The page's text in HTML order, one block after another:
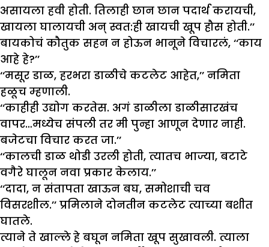
असायला हवी होती. तिलाही छान छान पदार्थ करायची,
खायला घालायची अन् स्वत:ही खायची खूप हौस होती.’’
बायकोचं कौतुक सहन न होऊन भानूने विचारलं, ‘‘काय
आहे हे?’’
‘‘मसूर डाळ, हरभरा डाळीचे कटलेट आहेत,’’ नमिता
हळूच म्हणाली.
‘‘काहीही उद्योग करतेस. अगं डाळीला डाळीसारखंच
वापर…मध्येच संपली तर मी पुन्हा आणून देणार नाही.
बजेटचा विचार करत जा.’’
‘‘कालची डाळ थोडी उरली होती, त्यातच भाज्या, बटाटे
वगैरे घालून नवा प्रकार केलाय.’’
‘‘दादा, न संतापता खाऊन बघ, समोशाची चव
विसरशील.’’ प्रमिलाने दोनतीन कटलेट त्याच्या बशीत
घातले.
त्याने ते खाल्ले हे बघून नमिता खूप सुखावली. त्याला